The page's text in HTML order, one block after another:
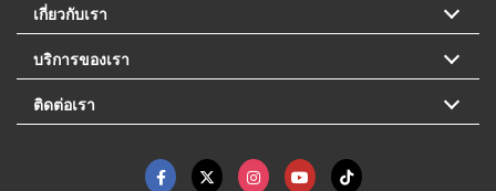
เกี่ยวกับเรา
บริการของเรา
ติดต่อเรา